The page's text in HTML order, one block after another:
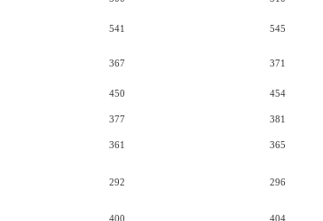
541 545
367 371
450 454
377 381
361 365
292 296
400 404